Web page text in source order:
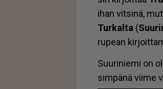
ihan vit­si­nä,
Tur­kal­ta (
ru­pe­an
Suu­ri­nie­mi on
sim­pä­nä vii­me